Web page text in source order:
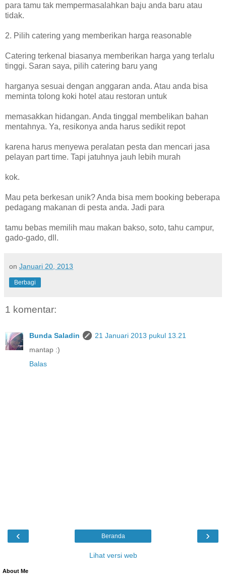
para tamu tak mempermasalahkan baju anda baru atau
tidak.
2. Pilih catering yang memberikan harga reasonable
Catering terkenal biasanya memberikan harga yang terlalu
tinggi. Saran saya, pilih catering baru yang
harganya sesuai dengan anggaran anda. Atau anda bisa
meminta tolong koki hotel atau restoran untuk
memasakkan hidangan. Anda tinggal membelikan bahan
mentahnya. Ya, resikonya anda harus sedikit repot
karena harus menyewa peralatan pesta dan mencari jasa
pelayan part time. Tapi jatuhnya jauh lebih murah
kok.
Mau peta berkesan unik? Anda bisa mem booking beberapa
pedagang makanan di pesta anda. Jadi para
tamu bebas memilih mau makan bakso, soto, tahu campur,
gado-gado, dll.
on Januari 20, 2013
Berbagi
1 komentar:
Bunda Saladin
21 Januari 2013 pukul 13.21
mantap :)
Balas
‹ ›
Beranda
Lihat versi web
About Me